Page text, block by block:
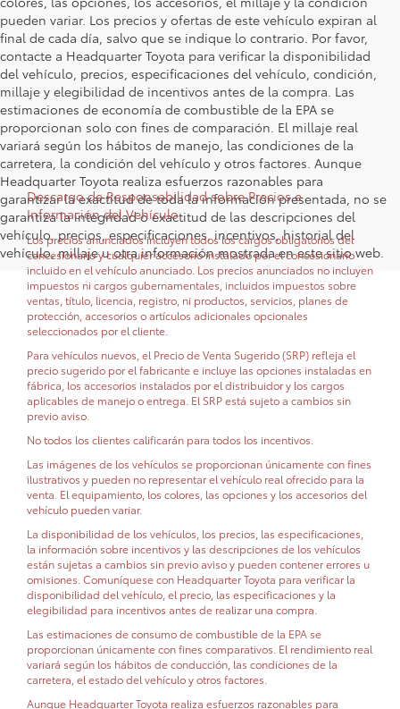
pueden variar. Los precios y ofertas de este vehículo expiran al
final de cada día, salvo que se indique lo contrario. Por favor,
contacte a Headquarter Toyota para verificar la disponibilidad
del vehículo, precios, especificaciones del vehículo, condición,
millaje y elegibilidad de incentivos antes de la compra. Las
estimaciones de economía de combustible de la EPA se
proporcionan solo con fines de comparación. El millaje real
variará según los hábitos de manejo, las condiciones de la
carretera, la condición del vehículo y otros factores. Aunque
Headquarter Toyota realiza esfuerzos razonables para
garantizar la exactitud de toda la información presentada, no se
garantiza la integridad o exactitud de las descripciones del
vehículo, precios, especificaciones, incentivos, historial del
vehículo, millaje u otra información mostrada en este sitio web.
Descargo de Responsabilidad sobre Precios e
Información del Vehículo
Los precios anunciados incluyen todos los cargos obligatorios del
concesionario y cualquier accesorio instalado por el concesionario
incluido en el vehículo anunciado. Los precios anunciados no incluyen
impuestos ni cargos gubernamentales, incluidos impuestos sobre
ventas, título, licencia, registro, ni productos, servicios, planes de
protección, accesorios o artículos adicionales opcionales
seleccionados por el cliente.
Para vehículos nuevos, el Precio de Venta Sugerido (SRP) refleja el
precio sugerido por el fabricante e incluye las opciones instaladas en
fábrica, los accesorios instalados por el distribuidor y los cargos
aplicables de manejo o entrega. El SRP está sujeto a cambios sin
previo aviso.
No todos los clientes calificarán para todos los incentivos.
Las imágenes de los vehículos se proporcionan únicamente con fines
ilustrativos y pueden no representar el vehículo real ofrecido para la
venta. El equipamiento, los colores, las opciones y los accesorios del
vehículo pueden variar.
La disponibilidad de los vehículos, los precios, las especificaciones,
la información sobre incentivos y las descripciones de los vehículos
están sujetas a cambios sin previo aviso y pueden contener errores u
omisiones. Comuníquese con Headquarter Toyota para verificar la
disponibilidad del vehículo, el precio, las especificaciones y la
elegibilidad para incentivos antes de realizar una compra.
Las estimaciones de consumo de combustible de la EPA se
proporcionan únicamente con fines comparativos. El rendimiento real
variará según los hábitos de conducción, las condiciones de la
carretera, el estado del vehículo y otros factores.
Aunque Headquarter Toyota realiza esfuerzos razonables para